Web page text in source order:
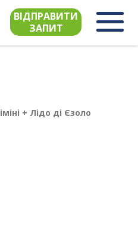
ВІДПРАВИТИ
ЗАПИТ
+ Лідо ді Єзоло